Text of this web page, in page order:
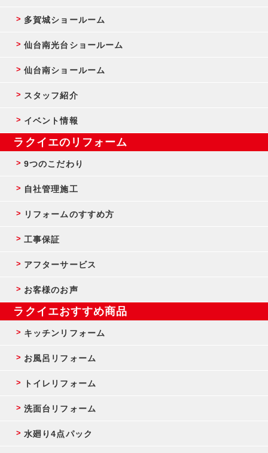
多賀城ショールーム
仙台南光台ショールーム
仙台南ショールーム
スタッフ紹介
イベント情報
ラクイエのリフォーム
9つのこだわり
自社管理施工
リフォームのすすめ方
工事保証
アフターサービス
お客様のお声
ラクイエおすすめ商品
キッチンリフォーム
お風呂リフォーム
トイレリフォーム
洗面台リフォーム
水廻り4点パック